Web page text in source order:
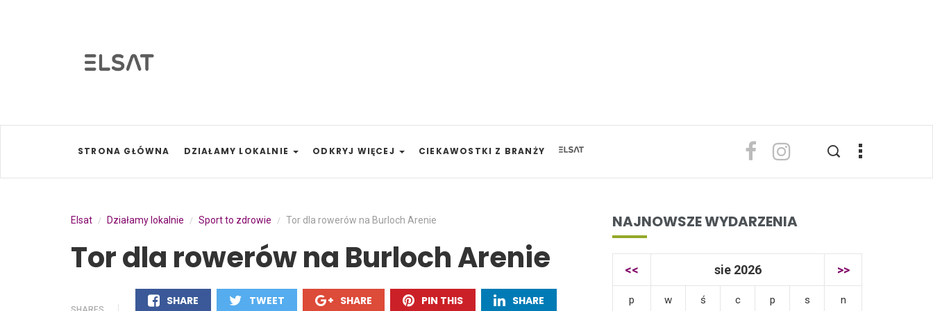
STRONA GŁÓWNA DZIAŁAMY LOKALNIE ODKRYJ WIĘCEJ CIEKAWOSTKI Z BRANŻY
Elsat / Działamy lokalnie / Sport to zdrowie / Tor dla rowerów na Burloch Arenie
Tor dla rowerów na Burloch Arenie
SHARE TWEET SHARE PIN THIS SHARE
NAJNOWSZE WYDARZENIA
<< sie 2026 >>
p w ś c p s n